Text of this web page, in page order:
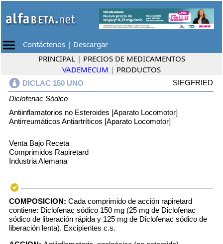
Contáctenos | Descargar
PRINCIPAL | PRECIOS DE MEDICAMENTOS
VADEMECUM | PRODUCTOS
DICLAC 150 UNO
SIEGFRIED
Diclofenac Sódico
Antiinflamatorios no Esteroides [Aparato Locomotor]
Antirreumáticos Antiartríticos [Aparato Locomotor]
Venta Bajo Receta
Comprimidos Rapiretard
Industria Alemana
COMPOSICION: Cada comprimido de acción rapiretard
contiene: Diclofenac sódico 150 mg (25 mg de Diclofenac
sódico de liberación rápida y 125 mg de Diclofenac sódico de
liberación lenta). Excipientes c.s.